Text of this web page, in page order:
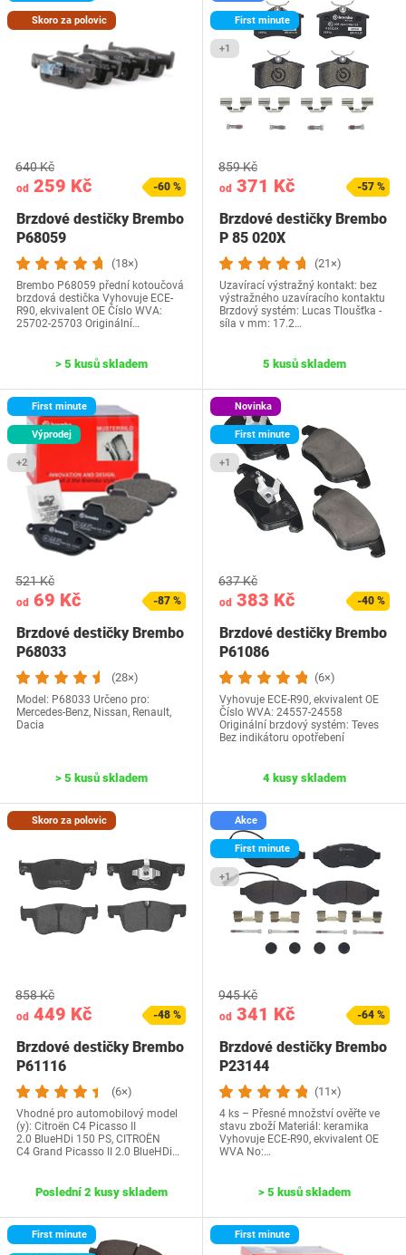
Skoro za polovic
od 259 Kč
640 Kč
-60 %
Brzdové destičky Brembo
P68059
(18×)
Brembo P68059 přední kotoučová
brzdová destička Vyhovuje ECE-
R90, ekvivalent OE Číslo WVA:
25702-25703 Originální…
> 5 kusů skladem
First minute
+1
od 371 Kč
859 Kč
-57 %
Brzdové destičky Brembo
P 85 020X
(21×)
Uzavírací výstražný kontakt: bez
výstražného uzavíracího kontaktu
Brzdový systém: Lucas Tloušťka -
síla v mm: 17.2…
5 kusů skladem
First minute
Výprodej
+2
od 69 Kč
521 Kč
-87 %
Brzdové destičky Brembo
P68033
(28×)
Model: P68033 Určeno pro:
Mercedes-Benz, Nissan, Renault,
Dacia
> 5 kusů skladem
Novinka
First minute
+1
od 383 Kč
637 Kč
-40 %
Brzdové destičky Brembo
P61086
(6×)
Vyhovuje ECE-R90, ekvivalent OE
Číslo WVA: 24557-24558
Originální brzdový systém: Teves
Bez indikátoru opotřebení
4 kusy skladem
Skoro za polovic
od 449 Kč
858 Kč
-48 %
Brzdové destičky Brembo
P61116
(6×)
Vhodné pro automobilový model
(y): Citroën C4 Picasso II
2.0 BlueHDi 150 PS, CITROËN
C4 Grand Picasso II 2.0 BlueHDi…
Poslední 2 kusy skladem
Akce
First minute
+1
od 341 Kč
945 Kč
-64 %
Brzdové destičky Brembo
P23144
(11×)
4 ks – Přesné množství ověřte ve
stavu zboží Materiál: keramika
Vyhovuje ECE-R90, ekvivalent OE
WVA No:…
> 5 kusů skladem
First minute First minute